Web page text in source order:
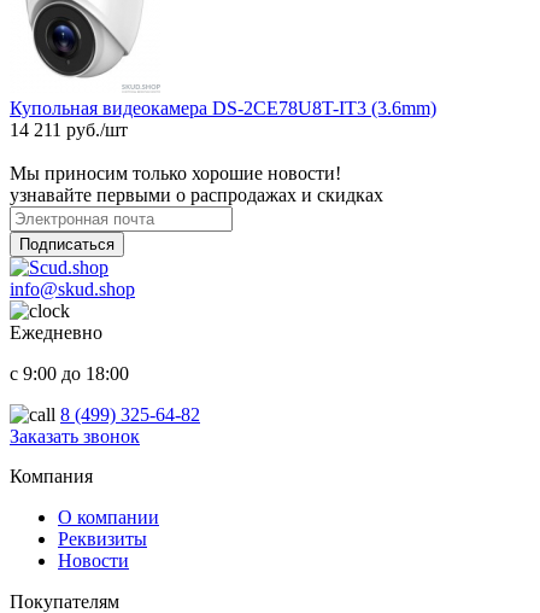
Купольная видеокамера DS-2CE78U8T-IT3 (3.6mm)
14 211 руб./шт
Мы приносим только хорошие новости!
узнавайте первыми о распродажах и скидках
Подписаться
info@skud.shop
Ежедневно
с 9:00 до 18:00
8 (499) 325-64-82
Заказать звонок
Компания
О компании
Реквизиты
Новости
Покупателям